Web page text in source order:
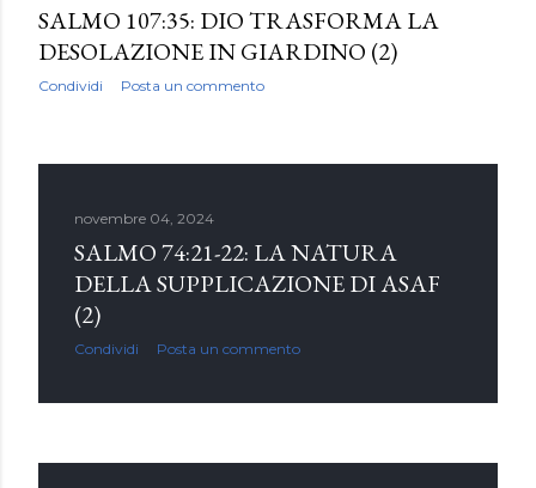
SALMO 107:35: DIO TRASFORMA LA
DESOLAZIONE IN GIARDINO (2)
Condividi Posta un commento
novembre 04, 2024
SALMO 74:21-22: LA NATURA
DELLA SUPPLICAZIONE DI ASAF
(2)
Condividi Posta un commento